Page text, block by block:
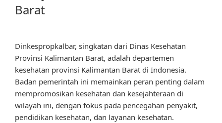
Barat
Dinkespropkalbar, singkatan dari Dinas Kesehatan
Provinsi Kalimantan Barat, adalah departemen
kesehatan provinsi Kalimantan Barat di Indonesia.
Badan pemerintah ini memainkan peran penting dalam
mempromosikan kesehatan dan kesejahteraan di
wilayah ini, dengan fokus pada pencegahan penyakit,
pendidikan kesehatan, dan layanan kesehatan.